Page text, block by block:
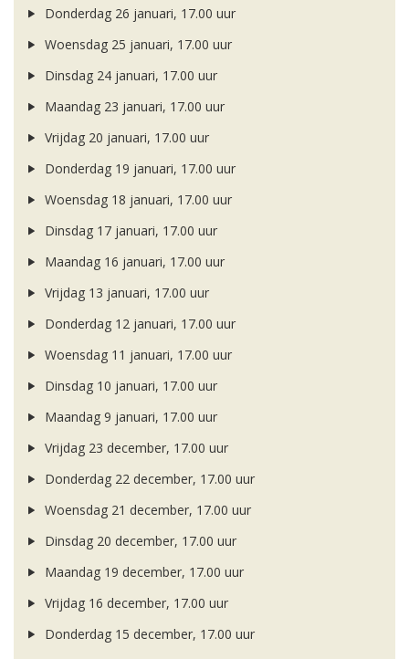
Donderdag 26 januari, 17.00 uur
Woensdag 25 januari, 17.00 uur
Dinsdag 24 januari, 17.00 uur
Maandag 23 januari, 17.00 uur
Vrijdag 20 januari, 17.00 uur
Donderdag 19 januari, 17.00 uur
Woensdag 18 januari, 17.00 uur
Dinsdag 17 januari, 17.00 uur
Maandag 16 januari, 17.00 uur
Vrijdag 13 januari, 17.00 uur
Donderdag 12 januari, 17.00 uur
Woensdag 11 januari, 17.00 uur
Dinsdag 10 januari, 17.00 uur
Maandag 9 januari, 17.00 uur
Vrijdag 23 december, 17.00 uur
Donderdag 22 december, 17.00 uur
Woensdag 21 december, 17.00 uur
Dinsdag 20 december, 17.00 uur
Maandag 19 december, 17.00 uur
Vrijdag 16 december, 17.00 uur
Donderdag 15 december, 17.00 uur